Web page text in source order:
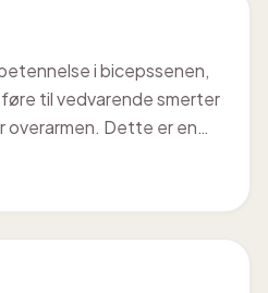
i bicepssenen,
til vedvarende smerter
overarmen. Dette er en
Cor Optima i
deg med å identifisere
behandlingsplan.